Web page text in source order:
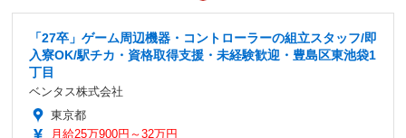
「27卒」ゲーム周辺機器・コントローラーの組立スタッフ/即
入寮OK/駅チカ・資格取得支援・未経験歓迎・豊島区東池袋1
丁目
ベンタス株式会社
東京都
月給25万900円～32万円